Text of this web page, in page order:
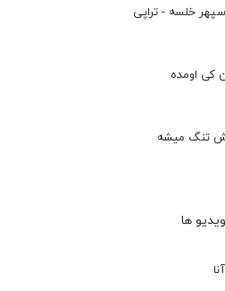
خلسه - تراپی
کی اومده
تنگ میشه
ها